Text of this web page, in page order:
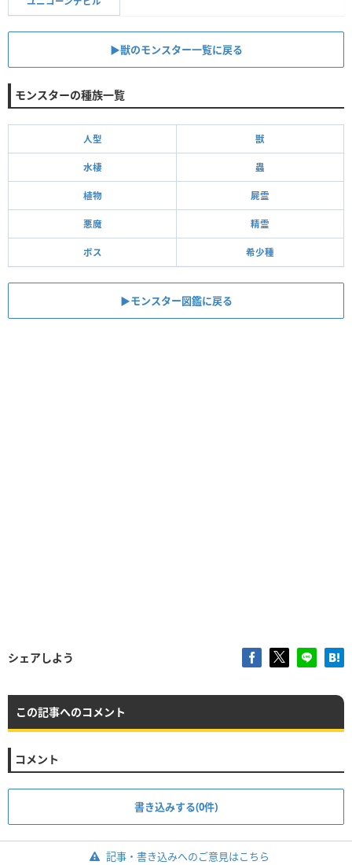
▶︎獣のモンスター一覧に戻る
モンスターの種族一覧
人型 獣
水棲 蟲
植物 屍霊
悪魔 精霊
ボス 希少種
▶モンスター図鑑に戻る
シェアしよう
この記事へのコメント
コメント
書き込みする(0件)
記事・書き込みへのご意見はこちら